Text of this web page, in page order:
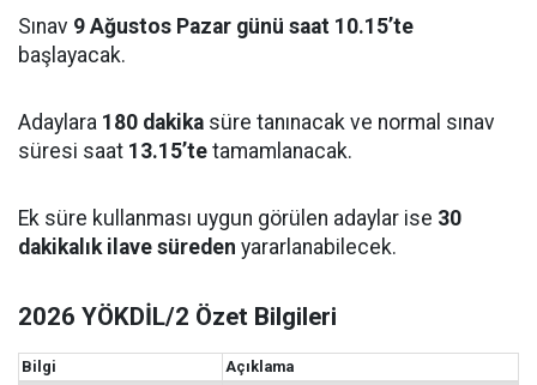
Sınav 9 Ağustos Pazar günü saat 10.15’te
başlayacak.
Adaylara 180 dakika süre tanınacak ve normal sınav
süresi saat 13.15’te tamamlanacak.
Ek süre kullanması uygun görülen adaylar ise 30
dakikalık ilave süreden yararlanabilecek.
2026 YÖKDİL/2 Özet Bilgileri
Bilgi
Açıklama